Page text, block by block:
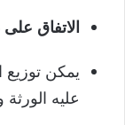
الاتفاق
يمكن
عليه